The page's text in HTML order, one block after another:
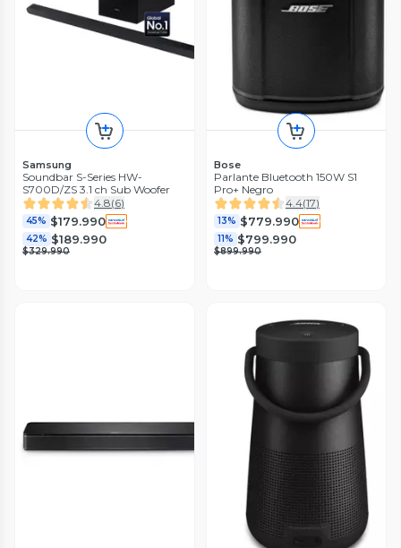
Samsung
Soundbar S-Series HW-
S700D/ZS 3.1 ch Sub Woofer
4.8(6)
45% $179.990
42% $189.990
$329.990
Bose
Parlante Bluetooth 150W S1
Pro+ Negro
4.4(17)
13% $779.990
11% $799.990
$899.990